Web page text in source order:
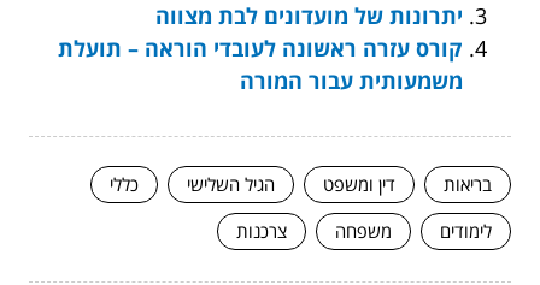
יתרונות של מועדונים לבת מצווה
קורס עזרה ראשונה לעובדי הוראה – תועלת
משמעותית עבור המורה
בריאות דין ומשפט הגיל השלישי
כללי
לימודים
משפחה צרכנות